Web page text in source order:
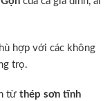
hợp với các không
trọ.
từ thép sơn tĩnh